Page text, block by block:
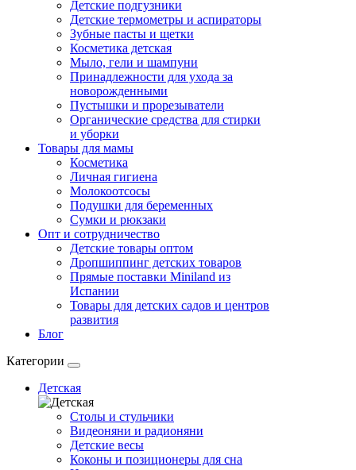
Детские подгузники
Детские термометры и аспираторы
Зубные пасты и щетки
Косметика детская
Мыло, гели и шампуни
Принадлежности для ухода за
новорожденными
Пустышки и прорезыватели
Органические средства для стирки
и уборки
Товары для мамы
Косметика
Личная гигиена
Молокоотсосы
Подушки для беременных
Сумки и рюкзаки
Опт и сотрудничество
Детские товары оптом
Дропшиппинг детских товаров
Прямые поставки Miniland из
Испании
Товары для детских садов и центров
развития
Блог
Категории
Детская
Cтолы и стульчики
Видеоняни и радионяни
Детские весы
Коконы и позиционеры для сна